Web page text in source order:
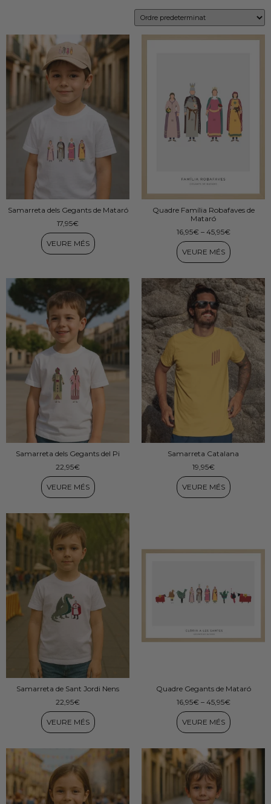
Samarreta dels Gegants de Mataró
17,95€
VEURE MÉS
Quadre Família Robafaves de
Mataró
16,95€ – 45,95€
VEURE MÉS
Samarreta dels Gegants del Pi
22,95€
VEURE MÉS
Samarreta Catalana
19,95€
VEURE MÉS
Samarreta de Sant Jordi Nens
22,95€
VEURE MÉS
Quadre Gegants de Mataró
16,95€ – 45,95€
VEURE MÉS